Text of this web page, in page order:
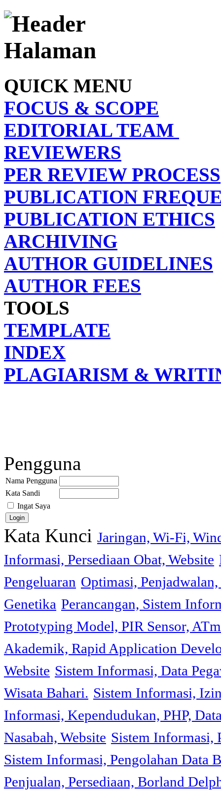
QUICK MENU
FOCUS & SCOPE
EDITORIAL TEAM
REVIEWERS
PER REVIEW PROCESS
PUBLICATION
PUBLICATION ETHICS
ARCHIVING
AUTHOR GUIDELINES
AUTHOR FEES
TOOLS
TEMPLATE
INDEX
PLAGIARISM &
Pengguna
Nama Pengguna
Kata Sandi
Ingat Saya
Kata Kunci Jaringan, Wi-Fi,
Informasi, Persediaan Obat, Website
Pengeluaran Optimasi,
Genetika Perancangan, Sistem
Prototyping Model, PIR Sensor,
Akademik, Rapid Application
Website Sistem Informasi, Data
Wisata Bahari. Sistem Informasi,
Informasi, Kependudukan, PHP,
Nasabah, Website Sistem Informasi,
Sistem Informasi, Pengolahan Data
Penjualan, Persediaan, Borland